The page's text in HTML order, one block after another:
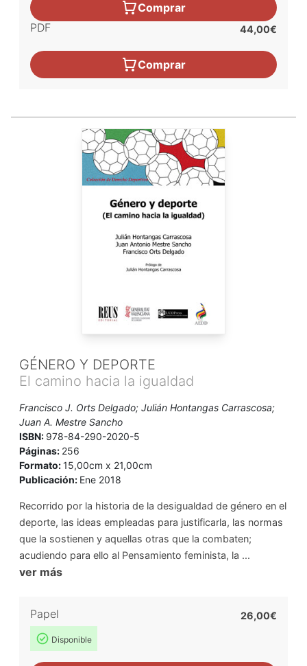
Comprar
PDF
44,00€
Comprar
GÉNERO Y DEPORTE
El camino hacia la igualdad
Francisco J. Orts Delgado; Julián Hontangas Carrascosa;
Juan A. Mestre Sancho
ISBN: 978-84-290-2020-5
Páginas: 256
Formato:15,00cm x 21,00cm
Publicación: Ene 2018
Recorrido por la historia de la desigualdad de género en el
deporte, las ideas empleadas para justificarla, las normas
que la sostienen y aquellas otras que la combaten;
acudiendo para ello al Pensamiento feminista, la ...
ver más
Papel
Disponible
26,00€